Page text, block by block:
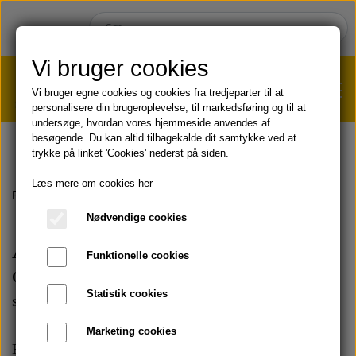
HJEM
Læbepomade
KOST & VELVÆRE
SOMMER & SOL 😎
VÆGTTAB?KLIK HER!
Forside
Aloe Vera Forever DK - Dansk
officiel webshop
Selvstændig forhandler for Forever Living Products
Finder du ikke hurtigt det produkt, du er på udkig
Vi bruger cookies
Vi bruger egne cookies og cookies fra tredjeparter til at
personalisere din brugeroplevelse, til markedsføring og til at
undersøge, hvordan vores hjemmeside anvendes af
besøgende. Du kan altid tilbagekalde dit samtykke ved at
trykke på linket 'Cookies' nederst på siden.
Læs mere om cookies her
Nødvendige cookies
Funktionelle cookies
Statistik cookies
Marketing cookies